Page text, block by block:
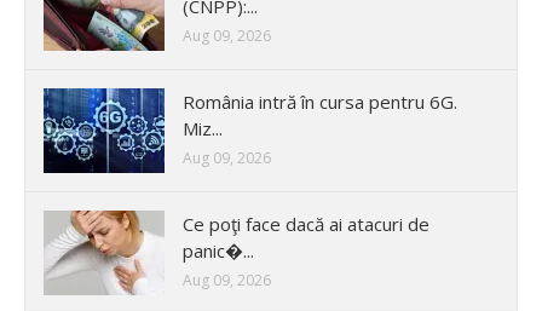
(CNPP):...
Aug 09, 2026
România intră în cursa pentru 6G.
Miz...
Aug 09, 2026
Ce poţi face dacă ai atacuri de
panic�...
Aug 09, 2026